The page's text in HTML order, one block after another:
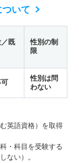
ついて
既
性別の制
限
可
性別は問
わない
英語資格）を取得
・科目を受験する
ない）。